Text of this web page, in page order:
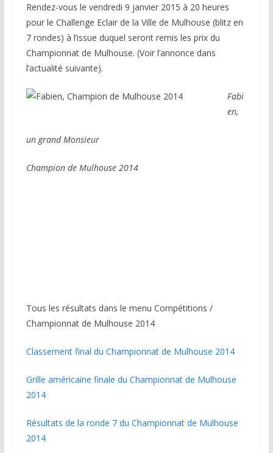
Rendez-vous le vendredi 9 janvier 2015 à 20 heures
pour le Challenge Eclair de la Ville de Mulhouse (blitz en
7 rondes) à l’issue duquel seront remis les prix du
Championnat de Mulhouse. (Voir l’annonce dans
l’actualité suivante).
Fabi
en,
un grand Monsieur
Champion de Mulhouse 2014
Tous les résultats dans le menu Compétitions /
Championnat de Mulhouse 2014
Classement final du Championnat de Mulhouse 2014
Grille américaine finale du Championnat de Mulhouse
2014
Résultats de la ronde 7 du Championnat de Mulhouse
2014